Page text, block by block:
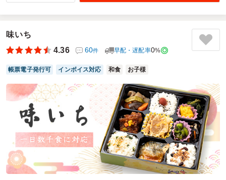
ありがとうございました！
ご利用シーン：イベント運営 ›イベントスタッフ
東京都新宿区若松町2026/08/03
わったりぼうずの口コミをもっと見る
味いち
4.36
60件 早配・遅配率0%
帳票電子発行可 インボイス対応 和食 お子様